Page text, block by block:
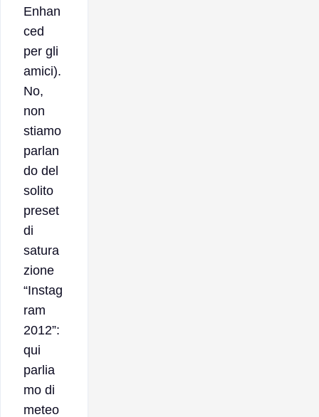
Enhan
ced
per gli
amici).
No,
non
stiamo
parlan
do del
solito
preset
di
satura
zione
“Instag
ram
2012”:
qui
parlia
mo di
meteo